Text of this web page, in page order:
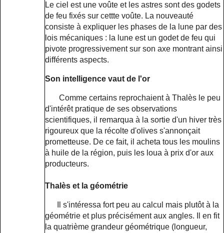
Le ciel est une voûte et les astres sont des godets
de feu fixés sur cettte voûte. La nouveauté
consiste à expliquer les phases de la lune par des
lois mécaniques : la lune est un godet de feu qui
pivote progressivement sur son axe montrant ainsi
différents aspects.
Son intelligence vaut de l'or
Comme certains reprochaient à Thalès le peu
d'intérêt pratique de ses observations
scientifiques, il remarqua à la sortie d'un hiver très
rigoureux que la récolte d'olives s'annonçait
prometteuse. De ce fait, il acheta tous les moulins
à huile de la région, puis les loua à prix d'or aux
producteurs.
Thalès et la géométrie
Il s'intéressa fort peu au calcul mais plutôt à la
géométrie et plus précisément aux angles. Il en fit
la quatrième grandeur géométrique (longueur,